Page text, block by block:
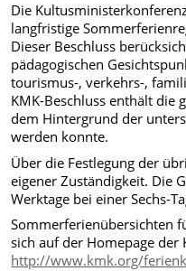
Die
langfristige
Dieser Beschluss
pädagogischen
tourismus-, verkehrs-,
KMK-Beschluss enthält die
dem Hintergrund der
werden konnte.
Über die Festlegung der
eigener Zuständigkeit. Die
Werktage bei einer Sechs-
Sommerferienübersichten
sich auf der Homepage der
http://www.kmk.org/